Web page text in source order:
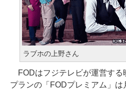
ラブホの上野さん
FODはフジテレビが運営する
プランの「FODプレミアム」は